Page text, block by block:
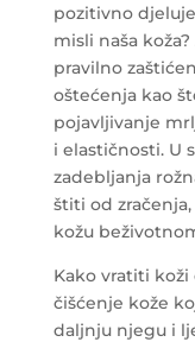
pozitivno
misli naša
pravilno
oštećenja kao
pojavljivanje
i elastičnosti. U
zadebljanja
štiti od
kožu
Kako vratiti
čišćenje kože
daljnju njegu i